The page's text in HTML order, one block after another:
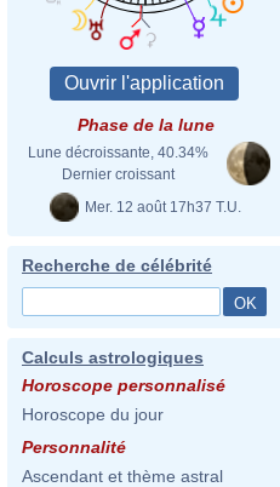
Phase de la lune
Lune décroissante, 40.34%
Dernier croissant
Mer. 12 août 17h37 T.U.
Recherche de célébrité
Calculs astrologiques
Horoscope personnalisé
Horoscope du jour
Personnalité
Ascendant et thème astral